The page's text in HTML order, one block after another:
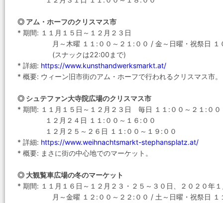
◎ アム・ホーフのクリスマス市
* 期間: １１月１５日～１２月２３日
月～木曜 １１:００～２１:００ / 金～日曜・祝祭日 １０
(スナックは22:00まで)
* 詳細: https://www.kunsthandwerksmarkt.at/
* 概要: ウィーン旧市街のアム・ホーフで行われるクリスマス市。
◎ シュテファン大寺院広場のクリスマス市
* 期間: １１月１５日～１２月２３日 毎日 １１:００～２１:００
１２月２４日 １１:００～１６:００
１２月２５～２６日 １１:００～１９:００
* 詳細: https://www.weihnachtsmarkt-stephansplatz.at/
* 概要: まさに街の中心地でのマーケット。
◎ 大観覧車広場の冬のマーケット
* 期間: １１月１６日～１２月２３・２５～３０日、２０２０年
月～金曜 １２:００～２２:００ / 土～日曜・祝祭日 １１